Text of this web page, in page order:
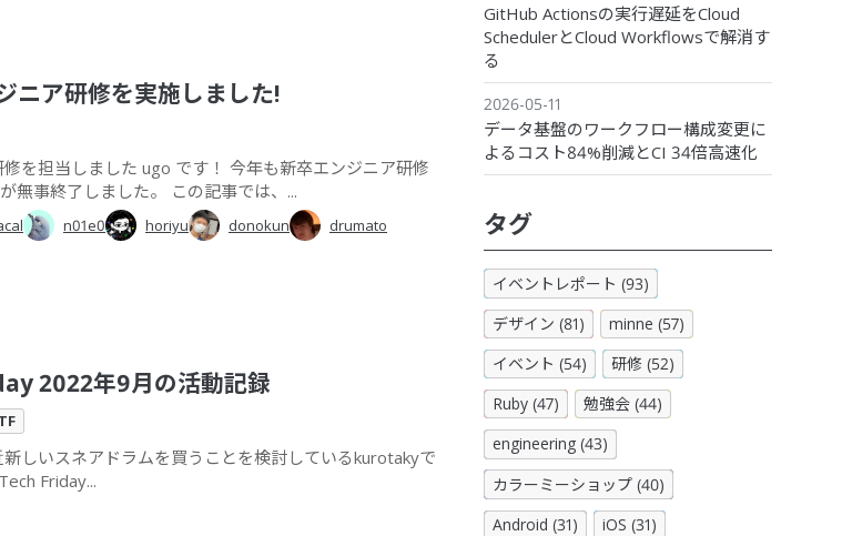
ニア研修を実施しました!
を担当しました ugo です！ 今年も新卒エンジニア研修
無事終了しました。 この記事では、...
n01e0 horiyu donokun
drumato
2022年9月の活動記録
しいスネアドラムを買うことを検討しているkurotakyで
Friday...
GitHub Actionsの実行遅延をCloud
SchedulerとCloud Workflowsで解消す
る
2026-05-11
データ基盤のワークフロー構成変更に
よるコスト84%削減とCI 34倍高速化
タグ
イベントレポート (93)
デザイン (81)
minne (57)
イベント (54)
研修 (52)
Ruby (47)
勉強会 (44)
engineering (43)
カラーミーショップ (40)
Android (31)
iOS (31)